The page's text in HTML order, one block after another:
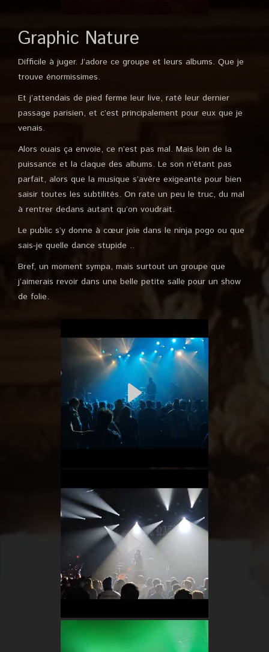
Graphic Nature
Difficile à juger. J’adore ce groupe et leurs albums. Que je
trouve énormissimes.
Et j’attendais de pied ferme leur live, raté leur dernier
passage parisien, et c’est principalement pour eux que je
venais.
Alors ouais ça envoie, ce n’est pas mal. Mais loin de la
puissance et la claque des albums. Le son n’étant pas
parfait, alors que la musique s’avère exigeante pour bien
saisir toutes les subtilités. On rate un peu le truc, du mal
à rentrer dedans autant qu’on voudrait.
Le public s’y donne à cœur joie dans le ninja pogo ou que
sais-je quelle dance stupide ..
Bref, un moment sympa, mais surtout un groupe que
j’aimerais revoir dans une belle petite salle pour un show
de folie.